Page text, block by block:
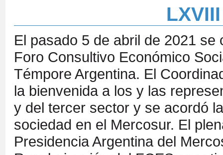
El pasado 5 de abril de 2021
Foro Consultivo Económico
Témpore Argentina. El
la bienvenida a los y las
y del tercer sector y se acordó
sociedad en el Mercosur. El
Presidencia Argentina del